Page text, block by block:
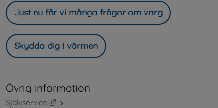
Just nu får vi många frågor om varg
Skydda dig i värmen
Övrig information
Självservice
Länk till annan webbplats, öppnas i nytt fönster.